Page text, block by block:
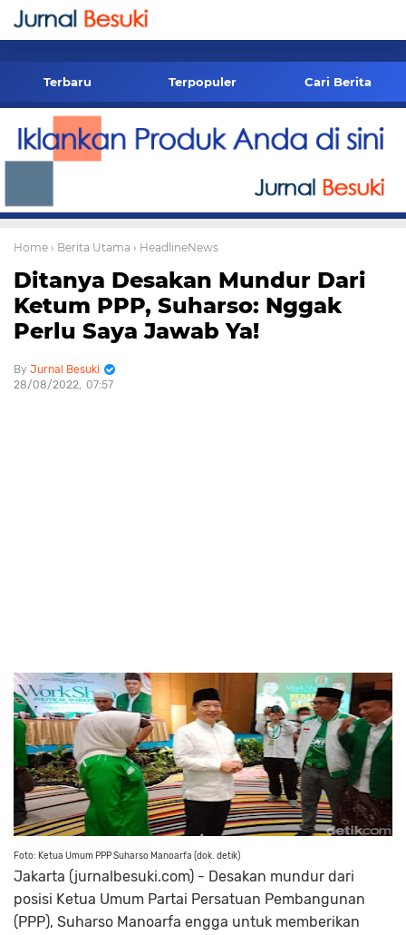
-->
Terbaru Terpopuler Cari Berita
Home › Berita Utama › HeadlineNews
Ditanya Desakan Mundur Dari
Ketum PPP, Suharso: Nggak
Perlu Saya Jawab Ya!
Jurnal Besuki
28/08/2022 07:57
Foto: Ketua Umum PPP Suharso Manoarfa (dok. detik)
Jakarta (jurnalbesuki.com) - Desakan mundur dari
posisi Ketua Umum Partai Persatuan Pembangunan
(PPP), Suharso Manoarfa engga untuk memberikan